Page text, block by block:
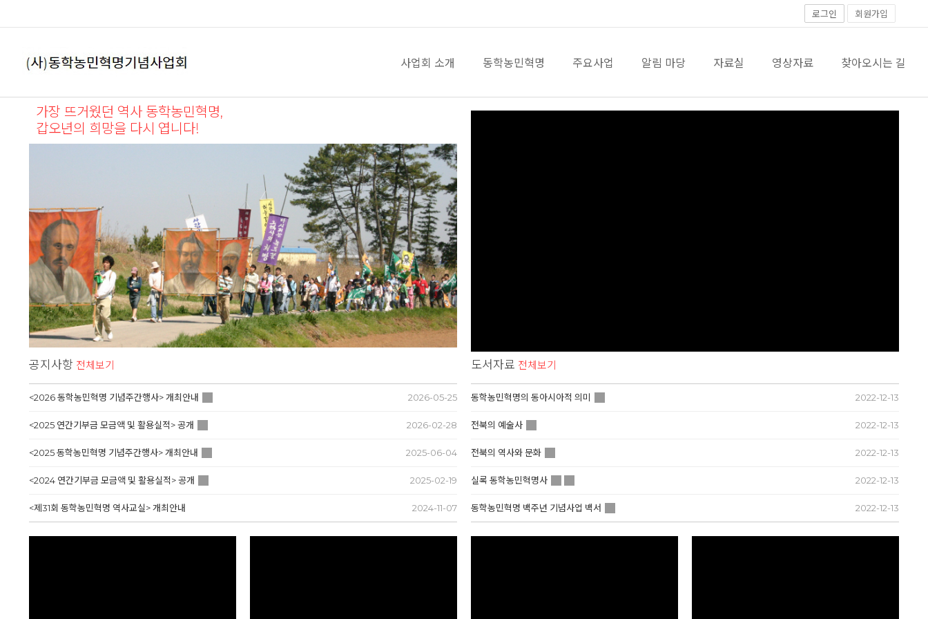
로그인 회원가입
사업회 소개 동학농민혁명 주요사업 알림 마당 자료실 영상자료 찾아오시는 길
가장 뜨거웠던 역사 동학농민혁명,
갑오년의 희망을 다시 엽니다!
공지사항 전체보기
<2026 동학농민혁명 기념주간행사> 개최안내 2026-05-25
<2025 연간기부금 모금액 및 활용실적> 공개 2026-02-28
<2025 동학농민혁명 기념주간행사> 개최안내 2025-06-04
<2024 연간기부금 모금액 및 활용실적> 공개 2025-02-19
<제31회 동학농민혁명 역사교실> 개최안내 2024-11-07
도서자료 전체보기
동학농민혁명의 동아시아적 의미 2022-12-13
전북의 예술사 2022-12-13
전북의 역사와 문화 2022-12-13
실록 동학농민혁명사 2022-12-13
동학농민혁명 백주년 기념사업 백서 2022-12-13